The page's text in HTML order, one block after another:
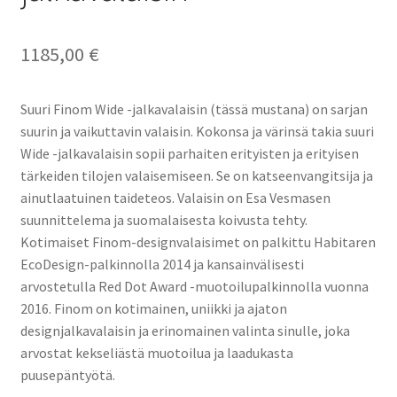
1185,00 €
Suuri Finom Wide -jalkavalaisin (tässä mustana) on sarjan
suurin ja vaikuttavin valaisin. Kokonsa ja värinsä takia suuri
Wide -jalkavalaisin sopii parhaiten erityisten ja erityisen
tärkeiden tilojen valaisemiseen. Se on katseenvangitsija ja
ainutlaatuinen taideteos. Valaisin on Esa Vesmasen
suunnittelema ja suomalaisesta koivusta tehty.
Kotimaiset Finom-designvalaisimet on palkittu Habitaren
EcoDesign-palkinnolla 2014 ja kansainvälisesti
arvostetulla Red Dot Award -muotoilupalkinnolla vuonna
2016. Finom on kotimainen, uniikki ja ajaton
designjalkavalaisin ja erinomainen valinta sinulle, joka
arvostat kekseliästä muotoilua ja laadukasta
puusepäntyötä.